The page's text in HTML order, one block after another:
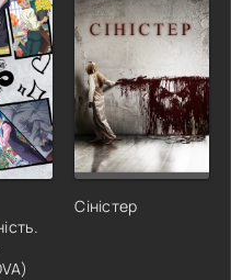
Сіністер